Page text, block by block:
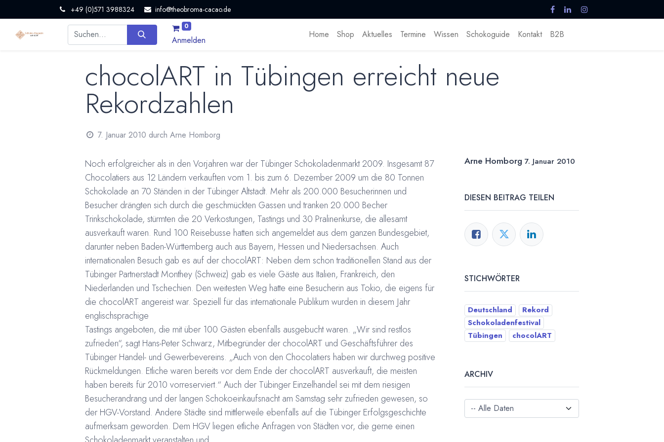
+49 (0)571 3988324 info@theobroma-cacao.de
0
Anmelden
Home Shop Aktuelles Termine Wissen Schokoguide Kontakt B2B
chocolART in Tübingen erreicht neue
Rekordzahlen
7. Januar 2010 durch Arne Homborg
Noch erfolgreicher als in den Vorjahren war der Tübinger Schokoladenmarkt 2009. Insgesamt 87
Chocolatiers aus 12 Ländern verkauften vom 1. bis zum 6. Dezember 2009 um die 80 Tonnen
Schokolade an 70 Ständen in der Tübinger Altstadt. Mehr als 200.000 Besucherinnen und
Besucher drängten sich durch die geschmückten Gassen und tranken 20.000 Becher
Trinkschokolade, stürmten die 20 Verkostungen, Tastings und 30 Pralinenkurse, die allesamt
ausverkauft waren. Rund 100 Reisebusse hatten sich angemeldet aus dem ganzen Bundesgebiet,
darunter neben Baden-Württemberg auch aus Bayern, Hessen und Niedersachsen. Auch
internationalen Besuch gab es auf der chocolART: Neben dem schon traditionellen Stand aus der
Tübinger Partnerstadt Monthey (Schweiz) gab es viele Gäste aus Italien, Frankreich, den
Niederlanden und Tschechien. Den weitesten Weg hatte eine Besucherin aus Tokio, die eigens für
die chocolART angereist war. Speziell für das internationale Publikum wurden in diesem Jahr
englischsprachige
Tastings angeboten, die mit über 100 Gästen ebenfalls ausgebucht waren. „Wir sind restlos
zufrieden“, sagt Hans-Peter Schwarz, Mitbegründer der chocolART und Geschäftsführer des
Tübinger Handel- und Gewerbevereins. „Auch von den Chocolatiers haben wir durchweg positive
Rückmeldungen. Etliche waren bereits vor dem Ende der chocolART ausverkauft, die meisten
haben bereits für 2010 vorreserviert.“ Auch der Tübinger Einzelhandel sei mit dem riesigen
Besucherandrang und der langen Schokoeinkaufsnacht am Samstag sehr zufrieden gewesen, so
der HGV-Vorstand. Andere Städte sind mittlerweile ebenfalls auf die Tübinger Erfolgsgeschichte
aufmerksam geworden. Dem HGV liegen etliche Anfragen von Städten vor, die gerne einen
Arne Homborg 7. Januar 2010
DIESEN BEITRAG TEILEN
STICHWÖRTER
Deutschland
Rekord
Schokoladenfestival
Tübingen
chocolART
ARCHIV